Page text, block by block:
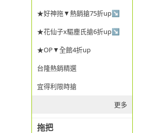
★好神拖▼熱銷搶75折up↘
★花仙子x驅塵氏搶6折up↘
★OP▼全館4折up
台隆熱銷精選
宜得利限時搶
更多
拖把